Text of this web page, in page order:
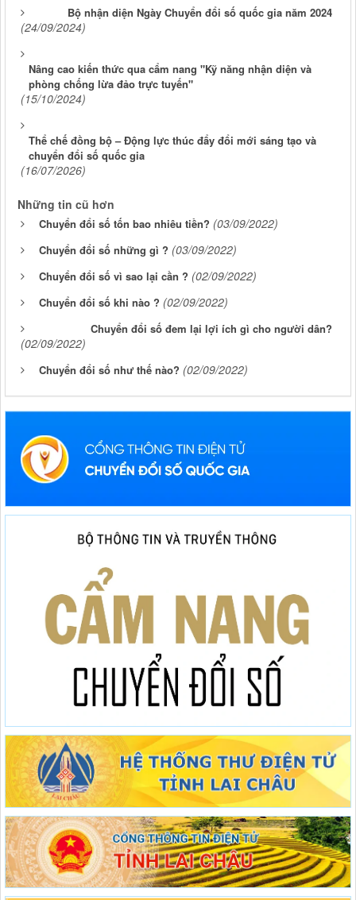
Bộ nhận diện Ngày Chuyển đổi số quốc gia năm 2024
(24/09/2024)
Nâng cao kiến thức qua cẩm nang "Kỹ năng nhận diện và
phòng chống lừa đảo trực tuyến"
(15/10/2024)
Thể chế đồng bộ – Động lực thúc đẩy đổi mới sáng tạo và
chuyển đổi số quốc gia
(16/07/2026)
Những tin cũ hơn
Chuyển đổi số tốn bao nhiêu tiền? (03/09/2022)
Chuyển đổi số những gì ? (03/09/2022)
Chuyển đổi số vì sao lại cần ? (02/09/2022)
Chuyển đổi số khi nào ? (02/09/2022)
Chuyển đổi số đem lại lợi ích gì cho người dân?
(02/09/2022)
Chuyển đổi số như thế nào? (02/09/2022)